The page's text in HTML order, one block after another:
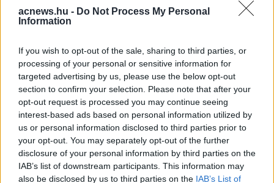
acnews.hu - Do Not Process My Personal
Information
If you wish to opt-out of the sale, sharing to third parties, or
processing of your personal or sensitive information for
targeted advertising by us, please use the below opt-out
section to confirm your selection. Please note that after your
opt-out request is processed you may continue seeing
interest-based ads based on personal information utilized by
us or personal information disclosed to third parties prior to
your opt-out. You may separately opt-out of the further
disclosure of your personal information by third parties on the
IAB’s list of downstream participants. This information may
also be disclosed by us to third parties on the IAB’s List of
Hirdetés